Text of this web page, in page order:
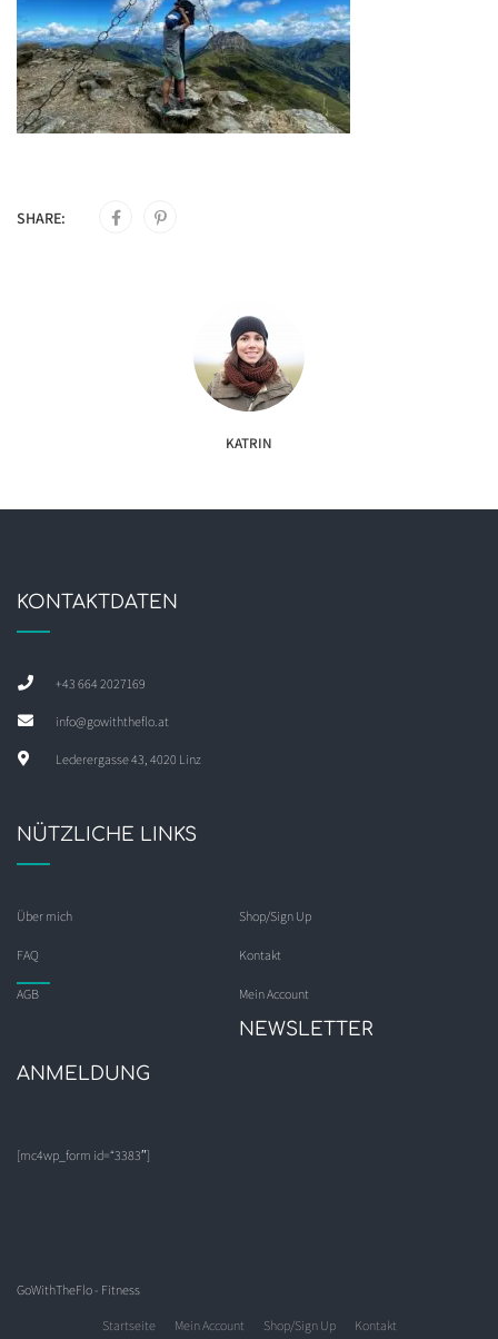
SHARE:
KATRIN
KONTAKTDATEN
+43 664 2027169
info@gowiththeflo.at
Lederergasse 43, 4020 Linz
NÜTZLICHE LINKS
Über mich Shop/Sign Up
FAQ Kontakt
AGB Mein Account
NEWSLETTER
ANMELDUNG
[mc4wp_form id=“3383″]
GoWithTheFlo - Fitness
Startseite Mein Account Shop/Sign Up Kontakt